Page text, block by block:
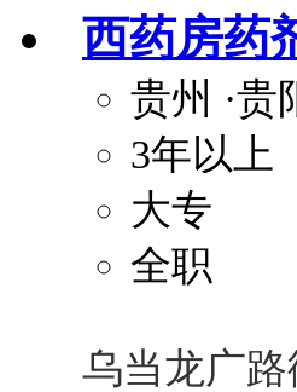
西药房药
贵州 ·贵
3年以上
大专
全职
乌当龙广